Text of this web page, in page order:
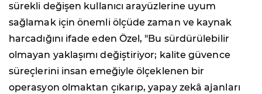
sürekli değişen kullanıcı arayüzlerine uyum
sağlamak için önemli ölçüde zaman ve kaynak
harcadığını ifade eden Özel, "Bu sürdürülebilir
olmayan yaklaşımı değiştiriyor; kalite güvence
süreçlerini insan emeğiyle ölçeklenen bir
operasyon olmaktan çıkarıp, yapay zekâ ajanları